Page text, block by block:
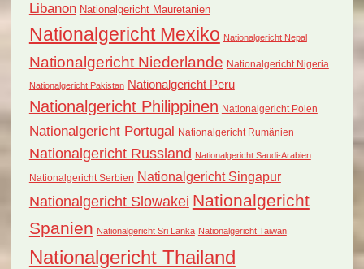
Libanon Nationalgericht Mauretanien
Nationalgericht Mexiko Nationalgericht Nepal
Nationalgericht Niederlande Nationalgericht Nigeria
Nationalgericht Pakistan Nationalgericht Peru
Nationalgericht Philippinen Nationalgericht Polen
Nationalgericht Portugal Nationalgericht Rumänien
Nationalgericht Russland Nationalgericht Saudi-Arabien
Nationalgericht Serbien Nationalgericht Singapur
Nationalgericht Slowakei Nationalgericht
Spanien Nationalgericht Sri Lanka Nationalgericht Taiwan
Nationalgericht Thailand